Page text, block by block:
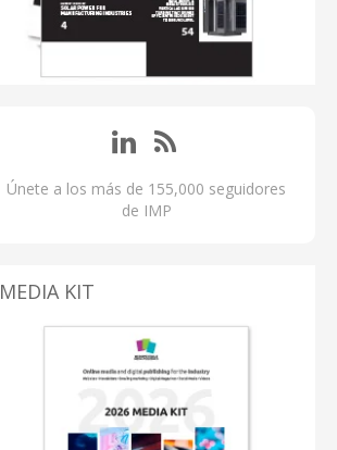
Únete a los más de 155,000 seguidores
de IMP
MEDIA KIT